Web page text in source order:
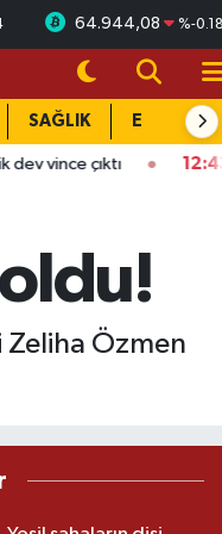
64.944,08 %-0.18
SAĞLIK EĞİTİM
12:43Kırıkkale'de filmleri
Zeliha Özmen